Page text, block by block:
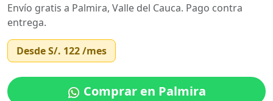
Envío gratis a Palmira, Valle del Cauca. Pago contra
entrega.
DesdeS/. 122/mes
Comprar en Palmira